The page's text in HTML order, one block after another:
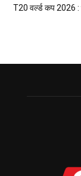
T20 वर्ल्ड कप 2026 :